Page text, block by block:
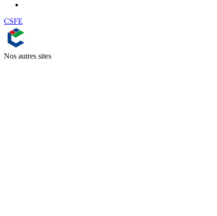
CSFE
Nos autres sites